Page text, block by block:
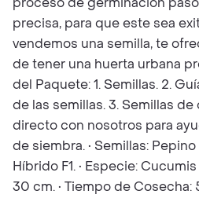
precisa, para que este sea
vendemos una semilla, te
de tener una huerta urbana
del Paquete: 1. Semillas. 2.
de las semillas. 3. Semillas
directo con nosotros para
de siembra. • Semillas:
Híbrido F1. • Especie:
30 cm. • Tiempo de Cosecha: